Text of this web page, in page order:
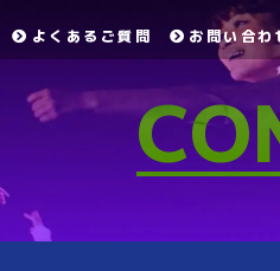
よくあるご質問 お問い合わ